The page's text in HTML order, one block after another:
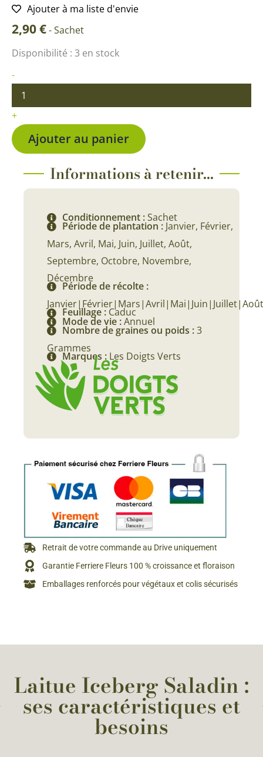
Ajouter à ma liste d'envie
2,90€-Sachet
Disponibilité : 3 en stock
-
quantité
Laitue
Iceberg
Saladin
+
Ajouter au panier
Informations à retenir...
Conditionnement :Sachet
Période de plantation : Janvier, Février,
Mars, Avril, Mai, Juin, Juillet, Août,
Septembre, Octobre, Novembre,
Décembre
Période de récolte :
Feuillage : Caduc
Mode de vie :Annuel
Nombre de graines ou poids :3
Grammes
Marques : Les Doigts Verts
Retrait de votre commande au Drive uniquement
Garantie Ferriere Fleurs 100 % croissance et floraison
Emballages renforcés pour végétaux et colis sécurisés
Laitue Iceberg Saladin :
ses caractéristiques et
besoins